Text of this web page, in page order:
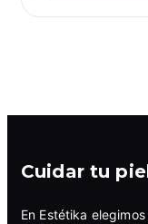
Cuidar tu
En Estétika